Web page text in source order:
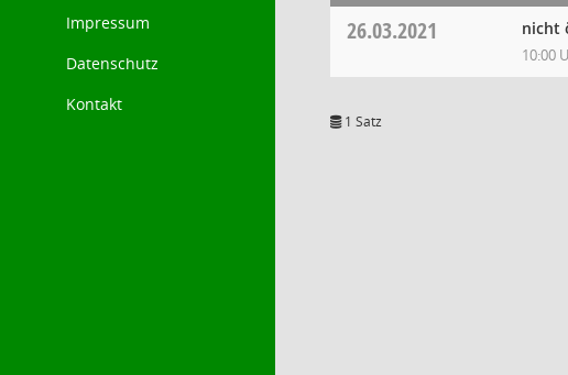
Impressum
Datenschutz
Kontakt
26.03.2021 nicht
10:00
1 Satz